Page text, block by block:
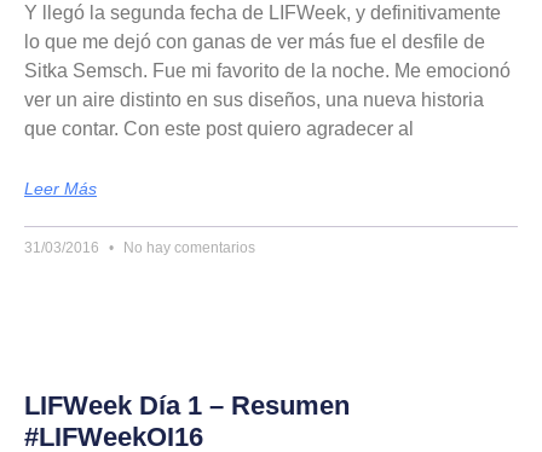
Y llegó la segunda fecha de LIFWeek, y definitivamente
lo que me dejó con ganas de ver más fue el desfile de
Sitka Semsch. Fue mi favorito de la noche. Me emocionó
ver un aire distinto en sus diseños, una nueva historia
que contar. Con este post quiero agradecer al
Leer Más
31/03/2016 No hay comentarios
LIFWeek Día 1 – Resumen
#LIFWeekOI16